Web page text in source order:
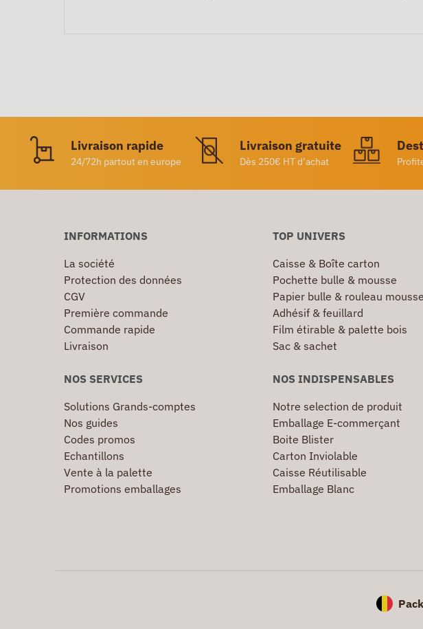
Livraison rapide
24/72h partout en europe
Livraison gratuite
Dès 250€ HT d’achat
INFORMATIONS
La société
Protection des données
CGV
Première commande
Commande rapide
Livraison
TOP UNIVERS
Caisse & Boîte carton
Pochette bulle & mousse
Papier bulle & rouleau mousse
Adhésif & feuillard
Film étirable & palette bois
Sac & sachet
NOS SERVICES
Solutions Grands-comptes
Nos guides
Codes promos
Echantillons
Vente à la palette
Promotions emballages
NOS INDISPENSABLES
Notre selection de produit
Emballage E-commerçant
Boite Blister
Carton Inviolable
Caisse Réutilisable
Emballage Blanc